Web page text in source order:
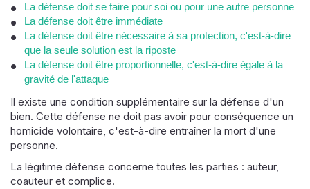
La défense doit se faire pour soi ou pour une autre personne
La défense doit être immédiate
La défense doit être nécessaire à sa protection, c'est-à-dire
que la seule solution est la riposte
La défense doit être proportionnelle, c'est-à-dire égale à la
gravité de l'attaque
Il existe une condition supplémentaire sur la défense d'un
bien. Cette défense ne doit pas avoir pour conséquence un
homicide volontaire, c'est-à-dire entraîner la mort d'une
personne.
La légitime défense concerne toutes les parties : auteur,
coauteur et complice.